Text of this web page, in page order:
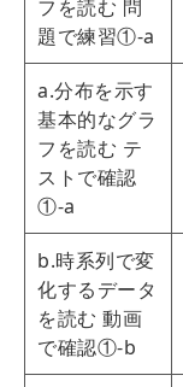
フを読む 問
題で練習①‐a
a.分布を示す
基本的なグラ
フを読む テ
ストで確認
①‐a
b.時系列で変
化するデータ
を読む 動画
で確認①‐b